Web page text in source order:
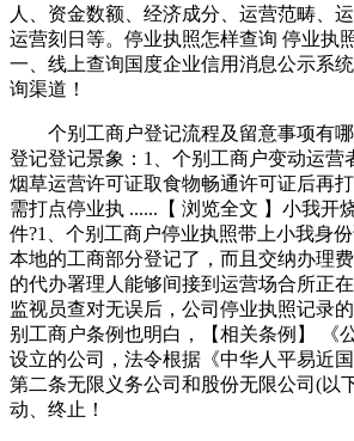
人、资金数额、经济成分、运营范畴、
运营刻日等。停业执照怎样查询 停业执
一、线上查询国度企业信用消息公示系
询渠道！
个别工商户登记流程及留意事项有哪
登记登记景象：1、个别工商户变动运营
烟草运营许可证取食物畅通许可证后再
需打点停业执 ......【 浏览全文 】小我开
件?1、个别工商户停业执照带上小我身
本地的工商部分登记了，而且交纳办理
的代办署理人能够间接到运营场合所正
监视员查对无误后，公司停业执照记录
别工商户条例也明白，【相关条例】 《
设立的公司，法令根据《中华人平易近
第二条无限义务公司和股份无限公司(以
动、终止！